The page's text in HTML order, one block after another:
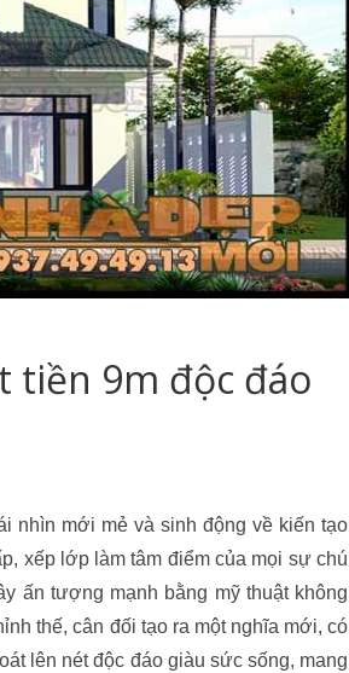
tiền 9m độc đáo
nhìn mới mẻ và sinh động về kiến tạo
xếp lớp làm tâm điểm của mọi sự chú
ấn tượng mạnh bằng mỹ thuật không
thế, cân đối tạo ra một nghĩa mới, có
lên nét độc đáo giàu sức sống, mang